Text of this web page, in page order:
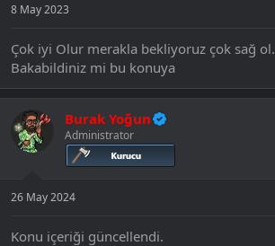
8 May 2023
Çok iyi Olur merakla bekliyoruz çok sağ ol.
Bakabildiniz mi bu konuya
Burak Yoğun
Administrator
26 May 2024
Konu içeriği güncellendi.